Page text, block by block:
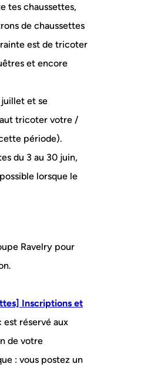
tes chaussettes,
de chaussettes
est de tricoter
et encore
juillet et se
tricoter votre /
période).
du 3 au 30 juin,
lorsque le
Ravelry pour
Inscriptions et
est réservé aux
de votre
: vous postez un